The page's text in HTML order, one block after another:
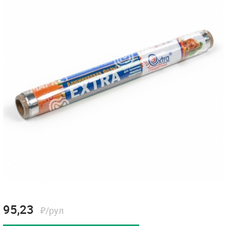
95,23 ₽/рул